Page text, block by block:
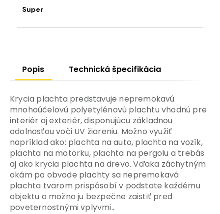
Super
Popis Technická špecifikácia
Krycia plachta predstavuje nepremokavú
mnohoúčelovú polyetylénovú plachtu vhodnú pre
interiér aj exteriér, disponujúcu základnou
odolnosťou voči UV žiareniu. Možno využiť
napríklad ako: plachta na auto, plachta na vozík,
plachta na motorku, plachta na pergolu a trebás
aj ako krycia plachta na drevo. Vďaka záchytným
okám po obvode plachty sa nepremokavá
plachta tvarom prispôsobí v podstate každému
objektu a možno ju bezpečne zaistiť pred
poveternostnými vplyvmi..